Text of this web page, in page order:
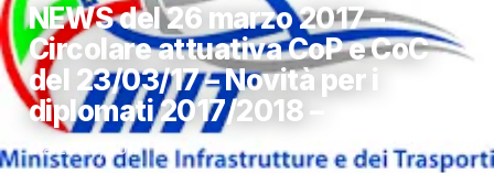
NEWS del 26 marzo 2017 –
Circolare attuativa CoP e CoC
del 23/03/17 – Novità per i
diplomati 2017/2018 –
Marzo 26, 2017